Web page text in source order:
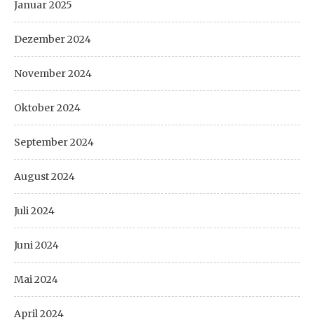
Januar 2025
Dezember 2024
November 2024
Oktober 2024
September 2024
August 2024
Juli 2024
Juni 2024
Mai 2024
April 2024